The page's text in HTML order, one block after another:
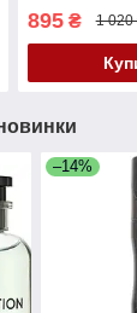
895₴ 1 020
–14%